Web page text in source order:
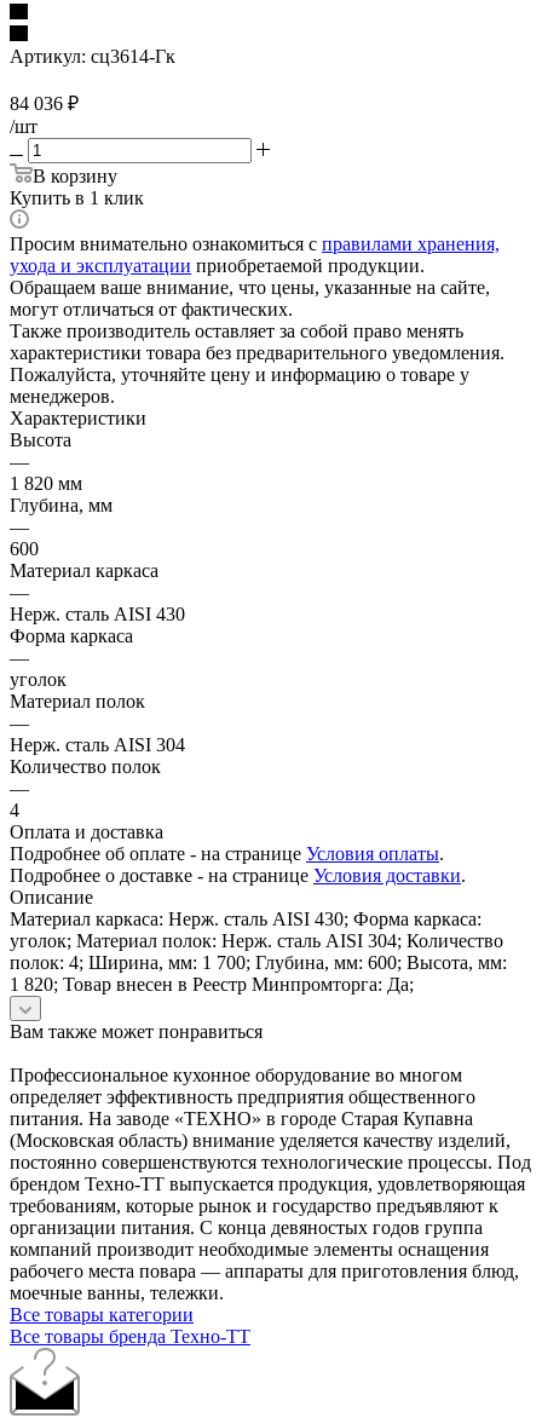
Артикул: сц3614-Гк
84 036 ₽
/шт
В корзину
Купить в 1 клик
Просим внимательно ознакомиться с правилами хранения,
ухода и эксплуатации приобретаемой продукции.
Обращаем ваше внимание, что цены, указанные на сайте,
могут отличаться от фактических.
Также производитель оставляет за собой право менять
характеристики товара без предварительного уведомления.
Пожалуйста, уточняйте цену и информацию о товаре у
менеджеров.
Характеристики
Высота
—
1 820 мм
Глубина, мм
—
600
Материал каркаса
—
Нерж. сталь AISI 430
Форма каркаса
—
уголок
Материал полок
—
Нерж. сталь AISI 304
Количество полок
—
4
Оплата и доставка
Подробнее об оплате - на странице Условия оплаты.
Подробнее о доставке - на странице Условия доставки.
Описание
Материал каркаса: Нерж. сталь AISI 430; Форма каркаса:
уголок; Материал полок: Нерж. сталь AISI 304; Количество
полок: 4; Ширина, мм: 1 700; Глубина, мм: 600; Высота, мм:
1 820; Товар внесен в Реестр Минпромторга: Да;
Вам также может понравиться
Профессиональное кухонное оборудование во многом
определяет эффективность предприятия общественного
питания. На заводе «ТЕХНО» в городе Старая Купавна
(Московская область) внимание уделяется качеству изделий,
постоянно совершенствуются технологические процессы. Под
брендом Техно-ТТ выпускается продукция, удовлетворяющая
требованиям, которые рынок и государство предъявляют к
организации питания. С конца девяностых годов группа
компаний производит необходимые элементы оснащения
рабочего места повара — аппараты для приготовления блюд,
моечные ванны, тележки.
Все товары категории
Все товары бренда Техно-ТТ